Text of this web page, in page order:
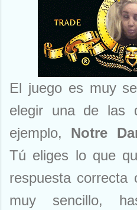
El juego es muy
elegir una de las
ejemplo, Notre
Tú eliges lo que
respuesta
muy sencillo,